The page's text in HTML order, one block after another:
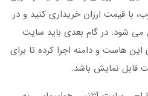
با قیمت ارزان خریداری کنید و در
می شود. در گام بعدی باید سایت
هاست و دامنه اجرا کرده تا برای
قابل نمایش باشد.